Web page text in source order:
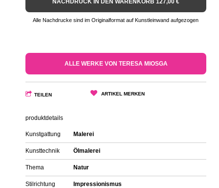
NACHDRUCK IN DEN WARENKORB 127,00 €
Alle Nachdrucke sind im Originalformat auf Kunstleinwand aufgezogen
ALLE WERKE VON TERESA MIOSGA
TEILEN ARTIKEL MERKEN
produktdetails
Kunstgattung Malerei
Kunsttechnik Ölmalerei
Thema Natur
Stilrichtung
Impressionismus